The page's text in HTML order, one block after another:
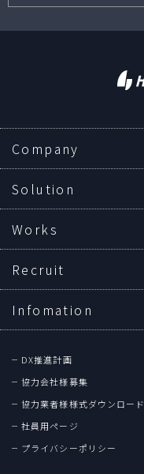
Company
Solution
Works
Recruit
Infomation
DX推進計画
協力会社様募集
協力業者様様式ダウンロード
社員用ページ
プライバシーポリシー